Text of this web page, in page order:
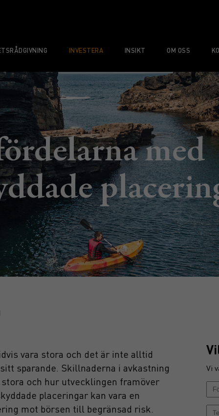
INVESTERA INSIKT OM OSS
med
vara stora och det är inte alltid
sparande. Skillnaderna i avkastning
och hur utvecklingen framöver
placeringar kan vara en
mot börsen till begränsad risk.
Vi